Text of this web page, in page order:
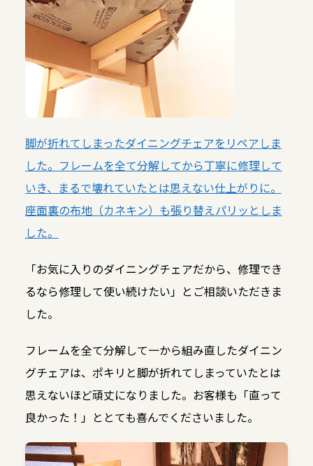
脚が折れてしまったダイニングチェアをリペアしま
した。フレームを全て分解してから丁寧に修理して
いき、まるで壊れていたとは思えない仕上がりに。
座面裏の布地（カネキン）も張り替えパリッとしま
した。
「お気に入りのダイニングチェアだから、修理でき
るなら修理して使い続けたい」とご相談いただきま
した。
フレームを全て分解して一から組み直したダイニン
グチェアは、ポキリと脚が折れてしまっていたとは
思えないほど頑丈になりました。お客様も「直って
良かった！」ととても喜んでくださいました。